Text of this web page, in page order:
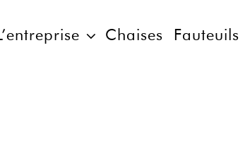
Chaises Fauteuils